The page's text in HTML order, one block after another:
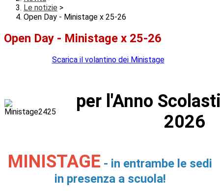
Le notizie >
Open Day - Ministage x 25-26
Open Day - Ministage x 25-26
Scarica il volantino dei Ministage
per l'Anno
2026
MINISTAGE - in entrambe le sedi
in presenza a scuola!